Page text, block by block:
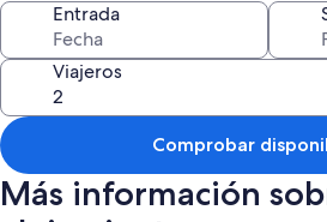
Características de la habitación
Todas las habitaciones en Castleyards
comodidades como comedores
Además, otros servicios que encontrarás
Baños con duchas y bañeras o duchas
Televisiones de pantalla plana de 42
digitales
Entrada
Viajeros
Comprobar
Más información